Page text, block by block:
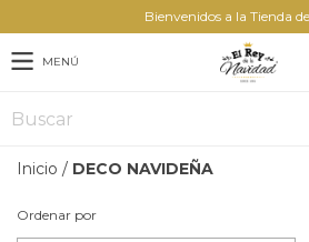
Bienvenidos a la Tienda
MENÚ
Inicio / DECO NAVIDEÑA
Ordenar por